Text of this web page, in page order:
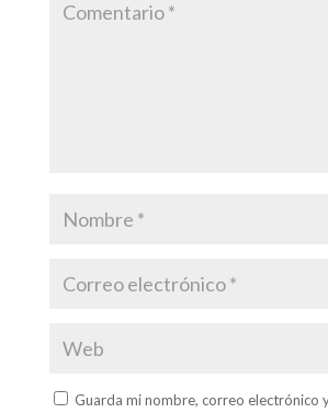
Guarda mi nombre, correo electrónico